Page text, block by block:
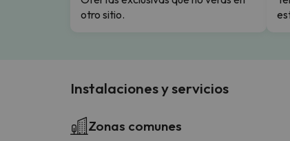
otro sitio.
Instalaciones y servicios
Zonas comunes